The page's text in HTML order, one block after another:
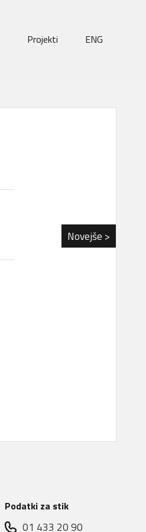
Projekti ENG
Novejše >
Podatki za stik
01 433 20 90